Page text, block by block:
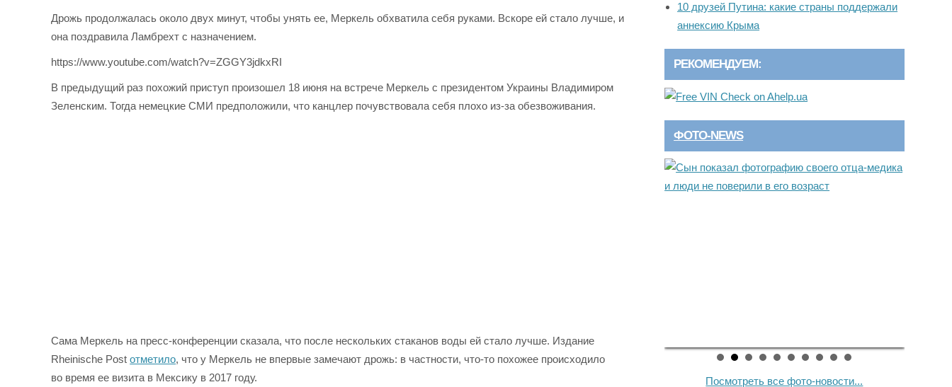
Дрожь продолжалась около двух минут, чтобы унять ее, Меркель обхватила себя руками. Вскоре ей стало лучше, и
она поздравила Ламбрехт с назначением.
https://www.youtube.com/watch?v=ZGGY3jdkxRI
В предыдущий раз похожий приступ произошел 18 июня на встрече Меркель с президентом Украины Владимиром
Зеленским. Тогда немецкие СМИ предположили, что канцлер почувствовала себя плохо из-за обезвоживания.
Сама Меркель на пресс-конференции сказала, что после нескольких стаканов воды ей стало лучше. Издание
Rheinische Postотметило, что у Меркель не впервые замечают дрожь: в частности, что-то похожее происходило
во время ее визита в Мексику в 2017 году.
10 друзей Путина: какие страны поддержали
аннексию Крыма
РЕКОМЕНДУЕМ:
ФОТО-NEWS
Посмотреть все фото-новости...